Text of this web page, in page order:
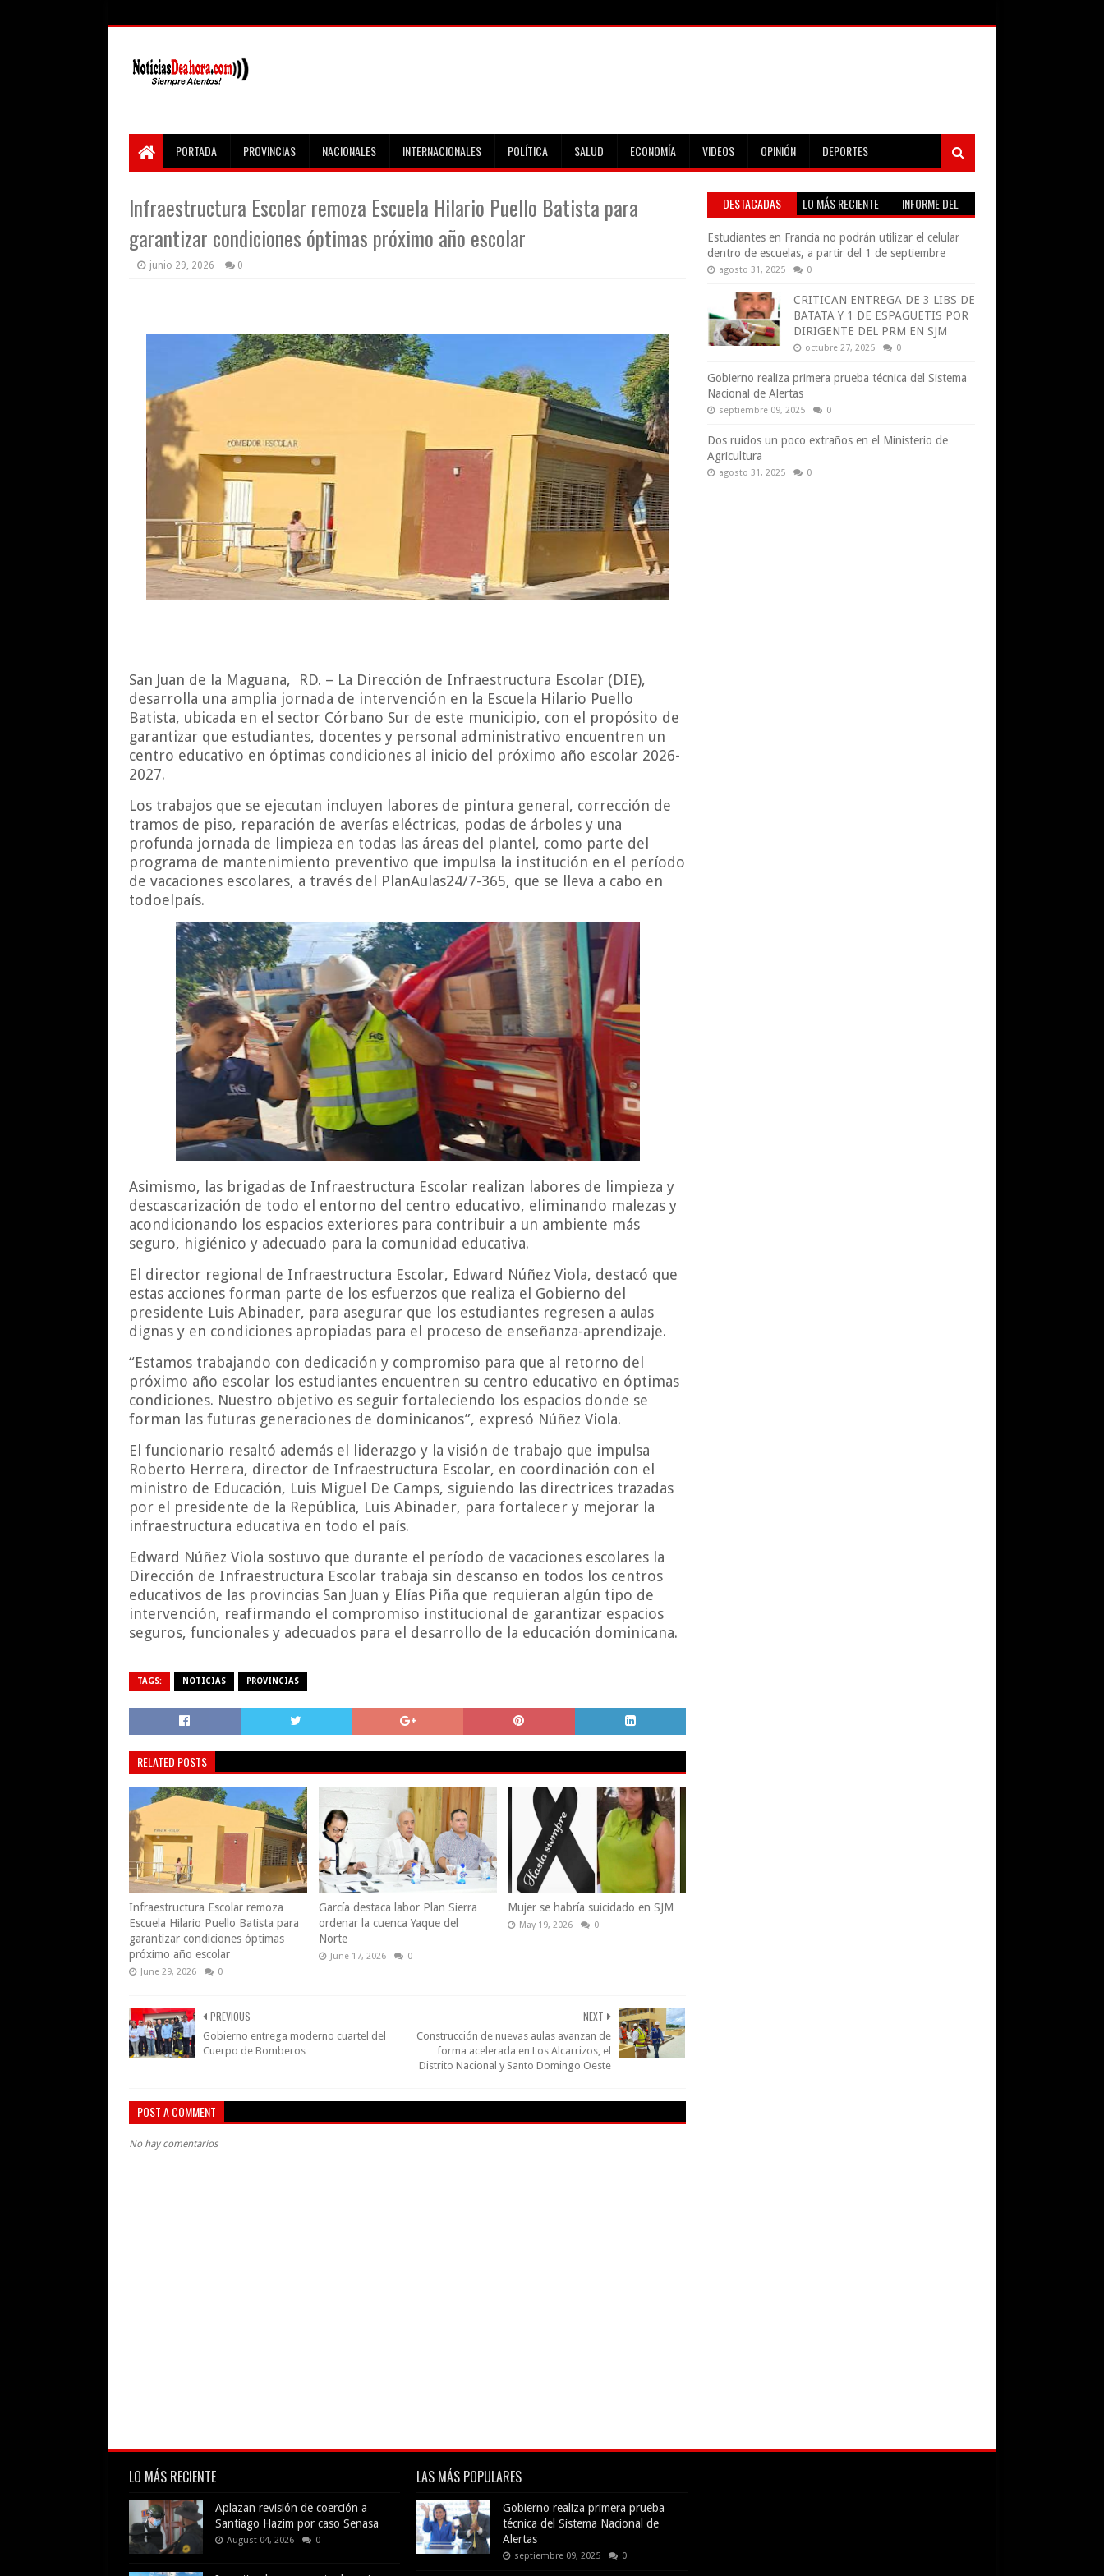
PORTADA PROVINCIAS NACIONALES INTERNACIONALES POLÍTICA SALUD ECONOMÍA VIDEOS OPINIÓN DEPORTES
Infraestructura Escolar remoza Escuela Hilario Puello Batista para
garantizar condiciones óptimas próximo año escolar
junio 29, 2026 0
San Juan de la Maguana, RD. – La Dirección de Infraestructura Escolar (DIE),
desarrolla una amplia jornada de intervención en la Escuela Hilario Puello
Batista, ubicada en el sector Córbano Sur de este municipio, con el propósito de
garantizar que estudiantes, docentes y personal administrativo encuentren un
centro educativo en óptimas condiciones al inicio del próximo año escolar 2026-
2027.
Los trabajos que se ejecutan incluyen labores de pintura general, corrección de
tramos de piso, reparación de averías eléctricas, podas de árboles y una
profunda jornada de limpieza en todas las áreas del plantel, como parte del
programa de mantenimiento preventivo que impulsa la institución en el período
de vacaciones escolares, a través del PlanAulas24/7-365, que se lleva a cabo en
todoelpaís.
Asimismo, las brigadas de Infraestructura Escolar realizan labores de limpieza y
descascarización de todo el entorno del centro educativo, eliminando malezas y
acondicionando los espacios exteriores para contribuir a un ambiente más
seguro, higiénico y adecuado para la comunidad educativa.
El director regional de Infraestructura Escolar, Edward Núñez Viola, destacó que
estas acciones forman parte de los esfuerzos que realiza el Gobierno del
presidente Luis Abinader, para asegurar que los estudiantes regresen a aulas
dignas y en condiciones apropiadas para el proceso de enseñanza-aprendizaje.
“Estamos trabajando con dedicación y compromiso para que al retorno del
próximo año escolar los estudiantes encuentren su centro educativo en óptimas
condiciones. Nuestro objetivo es seguir fortaleciendo los espacios donde se
forman las futuras generaciones de dominicanos”, expresó Núñez Viola.
El funcionario resaltó además el liderazgo y la visión de trabajo que impulsa
Roberto Herrera, director de Infraestructura Escolar, en coordinación con el
ministro de Educación, Luis Miguel De Camps, siguiendo las directrices trazadas
por el presidente de la República, Luis Abinader, para fortalecer y mejorar la
infraestructura educativa en todo el país.
Edward Núñez Viola sostuvo que durante el período de vacaciones escolares la
Dirección de Infraestructura Escolar trabaja sin descanso en todos los centros
educativos de las provincias San Juan y Elías Piña que requieran algún tipo de
intervención, reafirmando el compromiso institucional de garantizar espacios
seguros, funcionales y adecuados para el desarrollo de la educación dominicana.
TAGS: NOTICIAS PROVINCIAS
RELATED POSTS
Infraestructura Escolar remoza
Escuela Hilario Puello Batista para
garantizar condiciones óptimas
próximo año escolar
June 29, 2026 0
García destaca labor Plan Sierra
ordenar la cuenca Yaque del
Norte
June 17, 2026 0
Mujer se habría suicidado en SJM
May 19, 2026 0
NEXT
Construcción de nuevas aulas avanzan de
forma acelerada en Los Alcarrizos, el
Distrito Nacional y Santo Domingo Oeste
PREVIOUS
Gobierno entrega moderno cuartel del
Cuerpo de Bomberos
POST A COMMENT
No hay comentarios
DESTACADAS LO MÁS RECIENTE
INFORME DEL
Estudiantes en Francia no podrán utilizar el celular
dentro de escuelas, a partir del 1 de septiembre
agosto 31, 2025 0
CRITICAN ENTREGA DE 3 LIBS DE
BATATA Y 1 DE ESPAGUETIS POR
DIRIGENTE DEL PRM EN SJM
octubre 27, 2025 0
Gobierno realiza primera prueba técnica del Sistema
Nacional de Alertas
septiembre 09, 2025 0
Dos ruidos un poco extraños en el Ministerio de
Agricultura
agosto 31, 2025 0
LO MÁS RECIENTE
Aplazan revisión de coerción a
Santiago Hazim por caso Senasa
August 04, 2026 0
LAS MÁS POPULARES
Gobierno realiza primera prueba
técnica del Sistema Nacional de
Alertas
septiembre 09, 2025 0